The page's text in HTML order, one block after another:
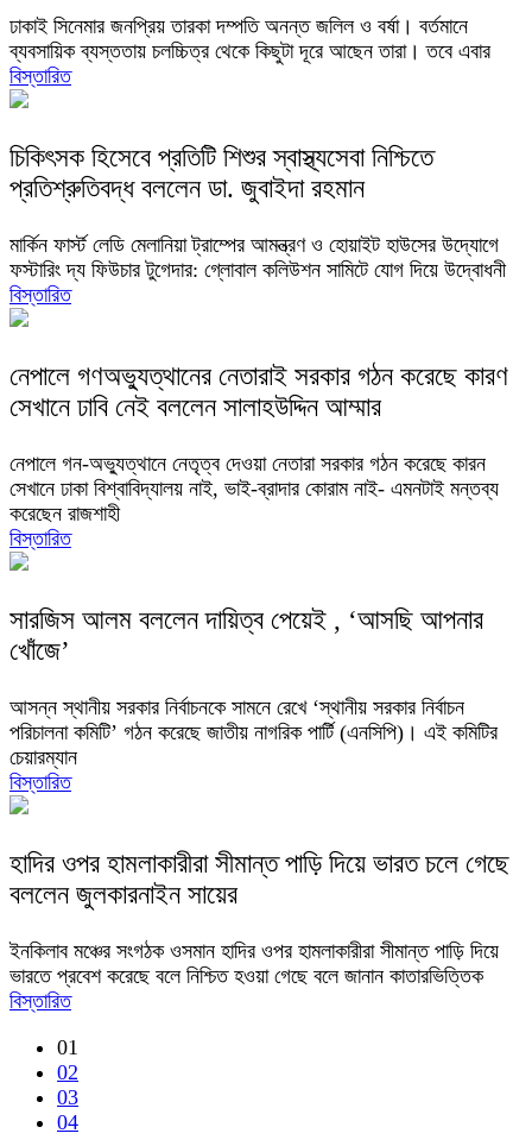
ঢাকাই সিনেমার জনপ্রিয় তারকা দম্পতি অনন্ত জলিল ও বর্ষা। বর্তমানে
ব্যবসায়িক ব্যস্ততায় চলচ্চিত্র থেকে কিছুটা দূরে আছেন তারা। তবে এবার
বিস্তারিত
চিকিৎসক হিসেবে প্রতিটি শিশুর স্বাস্থ্যসেবা নিশ্চিতে
প্রতিশ্রুতিবদ্ধ বললেন ডা. জুবাইদা রহমান
মার্কিন ফার্স্ট লেডি মেলানিয়া ট্রাম্পের আমন্ত্রণ ও হোয়াইট হাউসের উদ্যোগে
ফস্টারিং দ্য ফিউচার টুগেদার: গ্লোবাল কলিউশন সামিটে যোগ দিয়ে উদ্বোধনী
বিস্তারিত
নেপালে গণঅভ্যুত্থানের নেতারাই সরকার গঠন করেছে কারণ
সেখানে ঢাবি নেই বললেন সালাহউদ্দিন আম্মার
নেপালে গন-অভ্যুত্থানে নেতৃত্ব দেওয়া নেতারা সরকার গঠন করেছে কারন
সেখানে ঢাকা বিশ্বাবিদ্যালয় নাই, ভাই-ব্রাদার কোরাম নাই- এমনটাই মন্তব্য
করেছেন রাজশাহী
বিস্তারিত
সারজিস আলম বললেন দায়িত্ব পেয়েই , ‘আসছি আপনার
খোঁজে’
আসন্ন স্থানীয় সরকার নির্বাচনকে সামনে রেখে ‘স্থানীয় সরকার নির্বাচন
পরিচালনা কমিটি’ গঠন করেছে জাতীয় নাগরিক পার্টি (এনসিপি)। এই কমিটির
চেয়ারম্যান
বিস্তারিত
হাদির ওপর হামলাকারীরা সীমান্ত পাড়ি দিয়ে ভারত চলে গেছে
বললেন জুলকারনাইন সায়ের
ইনকিলাব মঞ্চের সংগঠক ওসমান হাদির ওপর হামলাকারীরা সীমান্ত পাড়ি দিয়ে
ভারতে প্রবেশ করেছে বলে নিশ্চিত হওয়া গেছে বলে জানান কাতারভিত্তিক
বিস্তারিত
01
02
03
04